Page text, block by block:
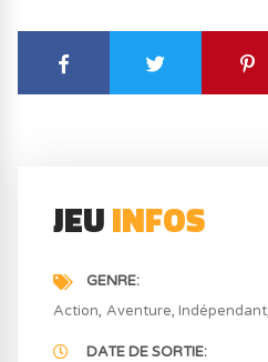
JEUINFOS
GENRE
Action Aventure Indépendant
DATE DE SORTIE